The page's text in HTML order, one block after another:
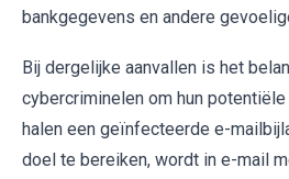
bankgegevens en andere
Bij dergelijke aanvallen is het
cybercriminelen om hun
halen een geïnfecteerde e-
doel te bereiken, wordt in e-mail